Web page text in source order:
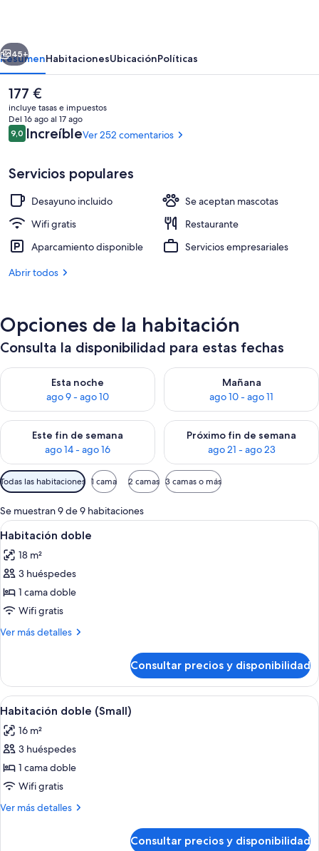
Balcón
Siguiente
45+
ResumenHabitacionesUbicaciónPolíticas
El
precio
actual
es
de
177 €
incluye tasas e impuestos
Del 16 ago al 17 ago
Comentarios
9,09,0 de 10
IncreíbleVer 252 comentarios
Servicios populares
Desayuno incluido
Se aceptan mascotas
Wifi gratis
Restaurante
Aparcamiento disponible
Servicios empresariales
Abrir todos
Opciones de la habitación
Consulta la disponibilidad para estas fechas
Esta noche
ago 9 - ago 10
Consulta la disponibilidad para esta noche, ago 9 - ago 10
Mañana
ago 10 - ago 11
Consulta la disponibilidad
Este fin de semana
ago 14 - ago 16
Consulta la disponibilidad para este fin de semana, ago 14 -
Próximo fin de semana
ago 21 - ago 23
Consulta la disponibilidad
Filtros
disponibles
para
las
habitaciones
Todas las habitaciones 1 cama 2 camas 3 camas o más
Se muestran 9 de 9 habitaciones
Abrir
todas
las
fotos
de
Habitación
doble
Un dormitorio con cama de madera,
4
Habitación doble
18 m²
3 huéspedes
1 cama doble
Wifi gratis
Ver más detalles
Más
doble
Consultar precios y disponibilidad
Abrir
todas
las
fotos
de
Habitación
doble
Un dormitorio con dos camas, un
4
Habitación doble (Small)
16 m²
3 huéspedes
1 cama doble
Wifi gratis
Ver más detalles
Más
Consultar precios y disponibilidad